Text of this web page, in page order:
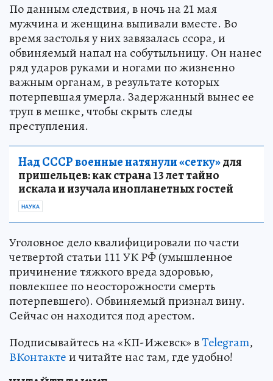
По данным следствия, в ночь на 21 мая
мужчина и женщина выпивали вместе. Во
время застолья у них завязалась ссора, и
обвиняемый напал на собутыльницу. Он нанес
ряд ударов руками и ногами по жизненно
важным органам, в результате которых
потерпевшая умерла. Задержанный вынес ее
труп в мешке, чтобы скрыть следы
преступления.
Над СССР военные натянули «сетку»для
пришельцев: как страна 13 лет тайно
искала и изучала инопланетных гостей
НАУКА
Уголовное дело квалифицировали по части
четвертой статьи 111 УК РФ (умышленное
причинение тяжкого вреда здоровью,
повлекшее по неосторожности смерть
потерпевшего). Обвиняемый признал вину.
Сейчас он находится под арестом.
Подписывайтесь на «КП-Ижевск» вTelegram,
ВКонтактеи читайте нас там, где удобно!